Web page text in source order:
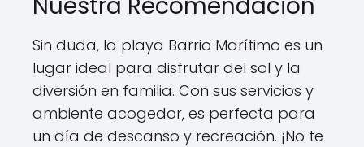
Sin duda, la playa Barrio Marítimo es un
lugar ideal para disfrutar del sol y la
diversión en familia. Con sus servicios y
ambiente acogedor, es perfecta para
un día de descanso y recreación. ¡No te